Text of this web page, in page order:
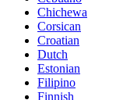
Chichewa
Corsican
Croatian
Dutch
Estonian
Filipino
Finnish